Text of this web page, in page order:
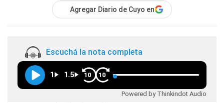
Agregar Diario de Cuyo en
Escuchá la nota completa
1 1.5 10 10
Powered by Thinkindot Audio